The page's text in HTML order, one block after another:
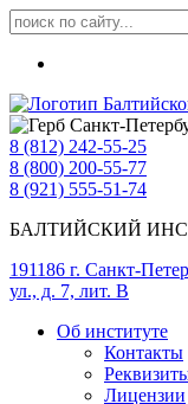
8 (812) 242-55-25
8 (800) 200-55-77
8 (921) 555-51-74
БАЛТИЙСКИЙ
191186 г. Санкт-
ул., д. 7, лит. В
Об институте
Контакты
Лицензии